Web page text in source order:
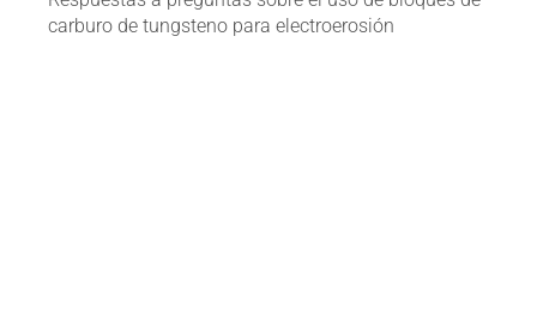
carburo de tungsteno para electroerosión